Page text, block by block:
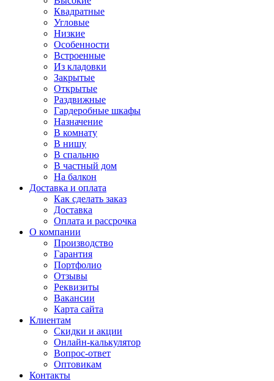
Квадратные
Угловые
Низкие
Особенности
Встроенные
Из кладовки
Закрытые
Открытые
Раздвижные
Гардеробные шкафы
Назначение
В комнату
В нишу
В спальню
В частный дом
На балкон
Доставка и оплата
Как сделать заказ
Доставка
Оплата и рассрочка
О компании
Производство
Гарантия
Портфолио
Отзывы
Реквизиты
Вакансии
Карта сайта
Клиентам
Скидки и акции
Онлайн-калькулятор
Вопрос-ответ
Оптовикам
Контакты